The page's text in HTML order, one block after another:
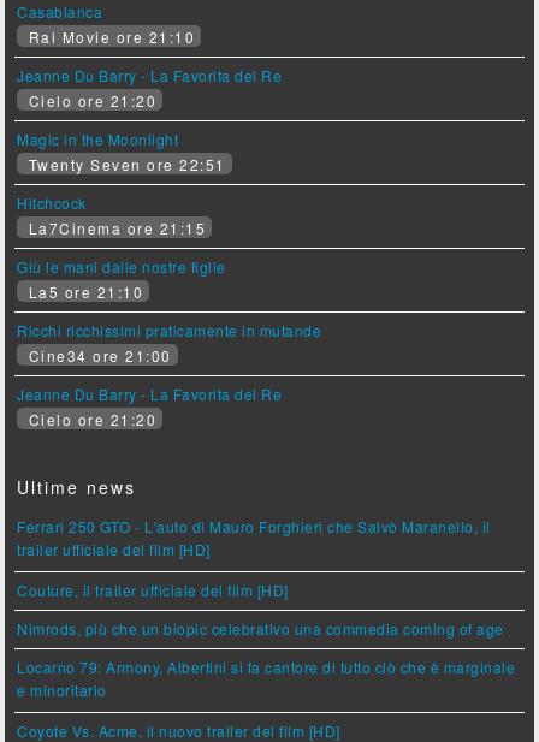
Casablanca
Rai Movie ore 21:10
Jeanne Du Barry - La Favorita del Re
Cielo ore 21:20
Magic in the Moonlight
Twenty Seven ore 22:51
Hitchcock
La7Cinema ore 21:15
Giù le mani dalle nostre figlie
La5 ore 21:10
Ricchi ricchissimi praticamente in mutande
Cine34 ore 21:00
Jeanne Du Barry - La Favorita del Re
Cielo ore 21:20
Ultime news
Ferrari 250 GTO - L'auto di Mauro Forghieri che Salvò Maranello, il
trailer ufficiale del film [HD]
Couture, il trailer ufficiale del film [HD]
Nimrods, più che un biopic celebrativo una commedia coming of age
Locarno 79: Armony, Albertini si fa cantore di tutto ciò che è marginale
e minoritario
Coyote Vs. Acme, il nuovo trailer del film [HD]